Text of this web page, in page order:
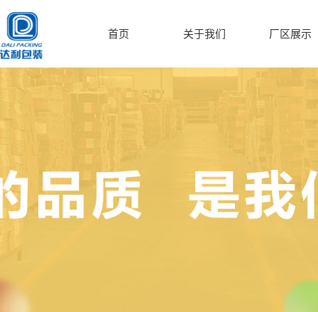
首页 关于我们 厂区展示